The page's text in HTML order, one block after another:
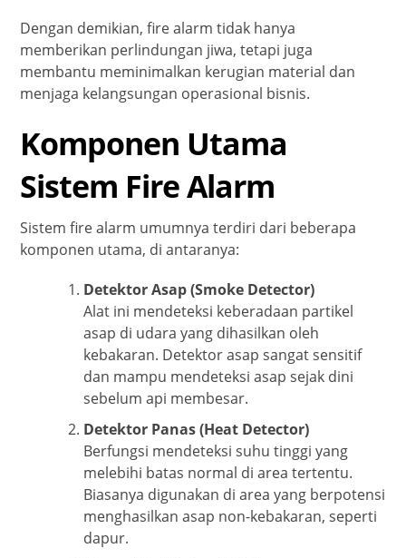
Dengan demikian, fire alarm tidak hanya
memberikan perlindungan jiwa, tetapi juga
membantu meminimalkan kerugian material dan
menjaga kelangsungan operasional bisnis.
Komponen Utama
Sistem Fire Alarm
Sistem fire alarm umumnya terdiri dari beberapa
komponen utama, di antaranya:
Detektor Asap (Smoke Detector)
Alat ini mendeteksi keberadaan partikel
asap di udara yang dihasilkan oleh
kebakaran. Detektor asap sangat sensitif
dan mampu mendeteksi asap sejak dini
sebelum api membesar.
Detektor Panas (Heat Detector)
Berfungsi mendeteksi suhu tinggi yang
melebihi batas normal di area tertentu.
Biasanya digunakan di area yang berpotensi
menghasilkan asap non-kebakaran, seperti
dapur.